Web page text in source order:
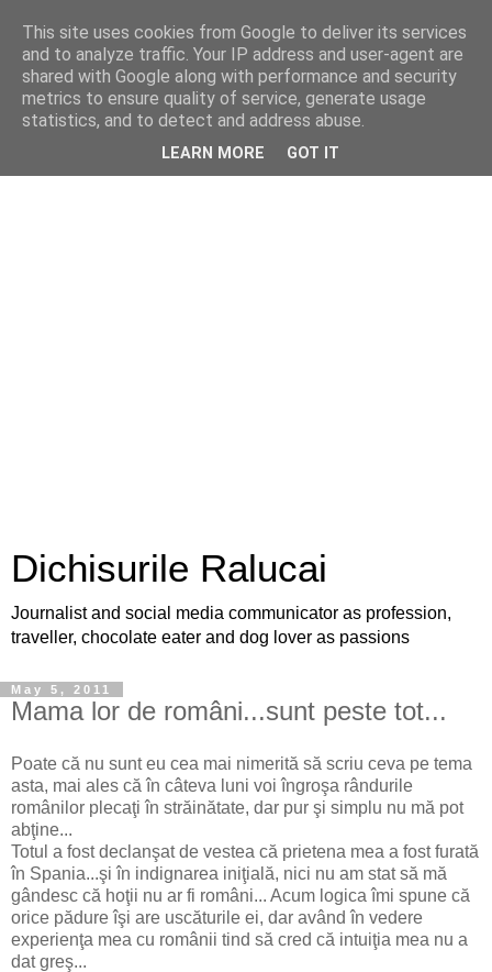
Dichisurile Ralucai
Journalist and social media communicator as profession,
traveller, chocolate eater and dog lover as passions
May 5, 2011
Mama lor de români...sunt peste tot...
Poate că nu sunt eu cea mai nimerită să scriu ceva pe tema
asta, mai ales că în câteva luni voi îngroşa rândurile
românilor plecaţi în străinătate, dar pur şi simplu nu mă pot
abţine...
Totul a fost declanşat de vestea că prietena mea a fost furată
în Spania...şi în indignarea iniţială, nici nu am stat să mă
gândesc că hoţii nu ar fi români... Acum logica îmi spune că
orice pădure îşi are uscăturile ei, dar având în vedere
experienţa mea cu românii tind să cred că intuiţia mea nu a
dat greş...
This site uses cookies from Google to deliver its services
and to analyze traffic. Your IP address and user-agent are
shared with Google along with performance and security
metrics to ensure quality of service, generate usage
statistics, and to detect and address abuse.
LEARN MORE GOT IT